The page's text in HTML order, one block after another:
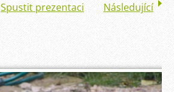
Spustit prezentaci Následující